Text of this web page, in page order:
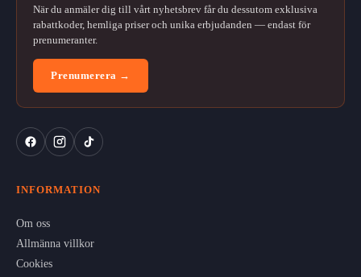
När du anmäler dig till vårt nyhetsbrev får du dessutom exklusiva
rabattkoder, hemliga priser och unika erbjudanden — endast för
prenumeranter.
Prenumerera →
INFORMATION
Om oss
Allmänna villkor
Cookies